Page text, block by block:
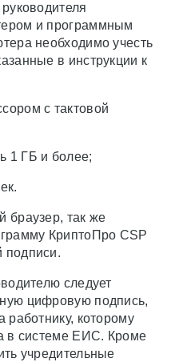
и программным
необходимо учесть
в инструкции к
с тактовой
ГБ и более;
браузер, так же
КриптоПро CSP
подписи.
следует
цифровую подпись,
работнику, которому
в системе ЕИС. Кроме
учредительные